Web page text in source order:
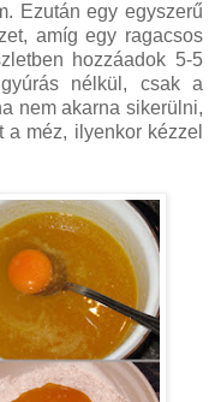
Ezután egy egyszerű
amíg egy ragacsos
hozzáadok 5-5
nélkül, csak a
nem akarna sikerülni,
méz, ilyenkor kézzel